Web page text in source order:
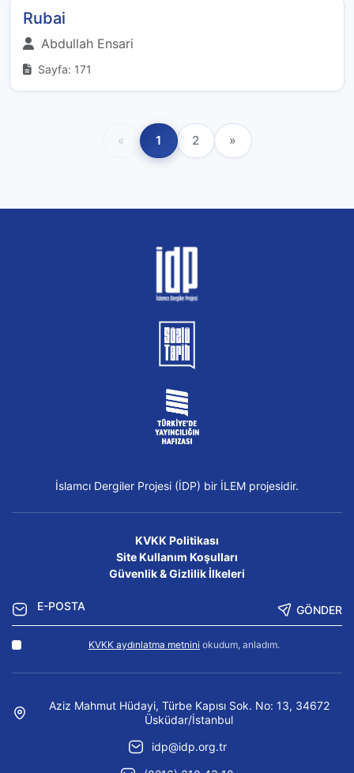
Rubai
Abdullah Ensari
Sayfa: 171
« 1 2 »
İslamcı Dergiler Projesi (İDP) bir İLEM projesidir.
KVKK Politikası
Site Kullanım Koşulları
Güvenlik & Gizlilik İlkeleri
GÖNDER
KVKK aydınlatma metnini okudum, anladım.
Aziz Mahmut Hüdayi, Türbe Kapısı Sok. No: 13, 34672
Üsküdar/İstanbul
idp@idp.org.tr